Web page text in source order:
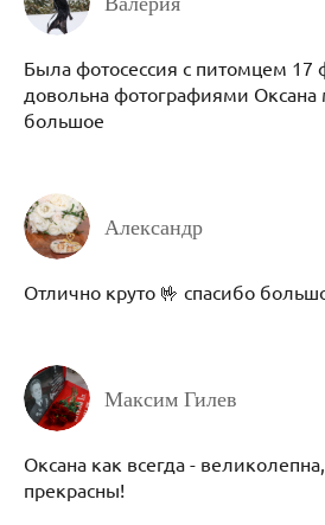
Была фотосессия с питомцем 17
довольна фотографиями Оксана
большое
Александр
Отлично круто 🤟 спасибо
Максим Гилев
Оксана как всегда -
прекрасны!